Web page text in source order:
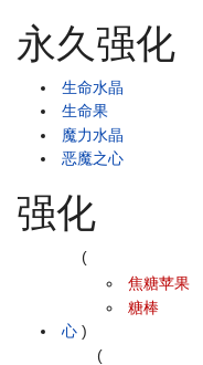
永久强化
生命水晶
生命果
魔力水晶
恶魔之心
强化
心
(
焦糖苹果
糖棒
)
(